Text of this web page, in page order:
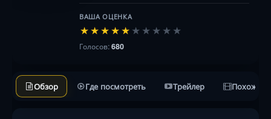
ВАША ОЦЕНКА
★★★★★ ★ ★ ★ ★ ★
Голосов:680
Обзор Где посмотреть Трейлер Похожие